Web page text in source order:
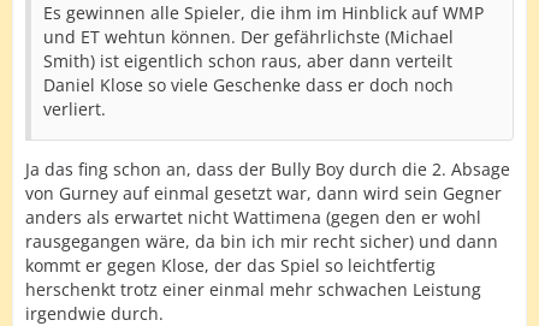
Es gewinnen alle Spieler, die ihm im Hinblick auf WMP
und ET wehtun können. Der gefährlichste (Michael
Smith) ist eigentlich schon raus, aber dann verteilt
Daniel Klose so viele Geschenke dass er doch noch
verliert.
Ja das fing schon an, dass der Bully Boy durch die 2. Absage
von Gurney auf einmal gesetzt war, dann wird sein Gegner
anders als erwartet nicht Wattimena (gegen den er wohl
rausgegangen wäre, da bin ich mir recht sicher) und dann
kommt er gegen Klose, der das Spiel so leichtfertig
herschenkt trotz einer einmal mehr schwachen Leistung
irgendwie durch.